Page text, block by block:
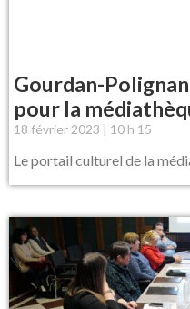
Gourdan-
pour la
18 février 2023 10 h 15
Le portail culturel de la